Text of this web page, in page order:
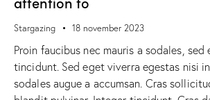
Stargazing 18 november 2023
Proin faucibus nec mauris a sodales, sed
tincidunt. Sed eget viverra egestas nisi
sodales augue a accumsan. Cras